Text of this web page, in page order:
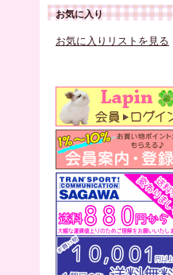
お気に入り
お気に入りリストを見る